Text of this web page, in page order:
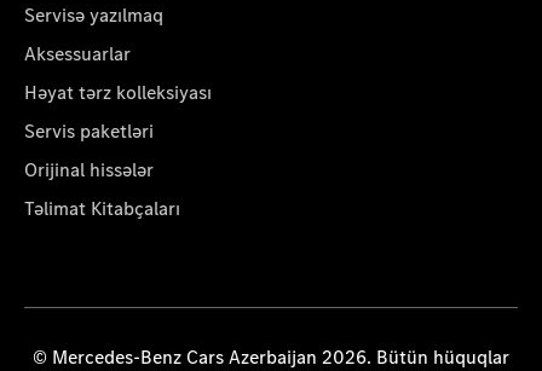
Servisə yazılmaq
Aksessuarlar
Həyat tərz kolleksiyası
Servis paketləri
Orijinal hissələr
Təlimat Kitabçaları
© Mercedes-Benz Cars Azerbaijan 2026. Bütün hüquqlar